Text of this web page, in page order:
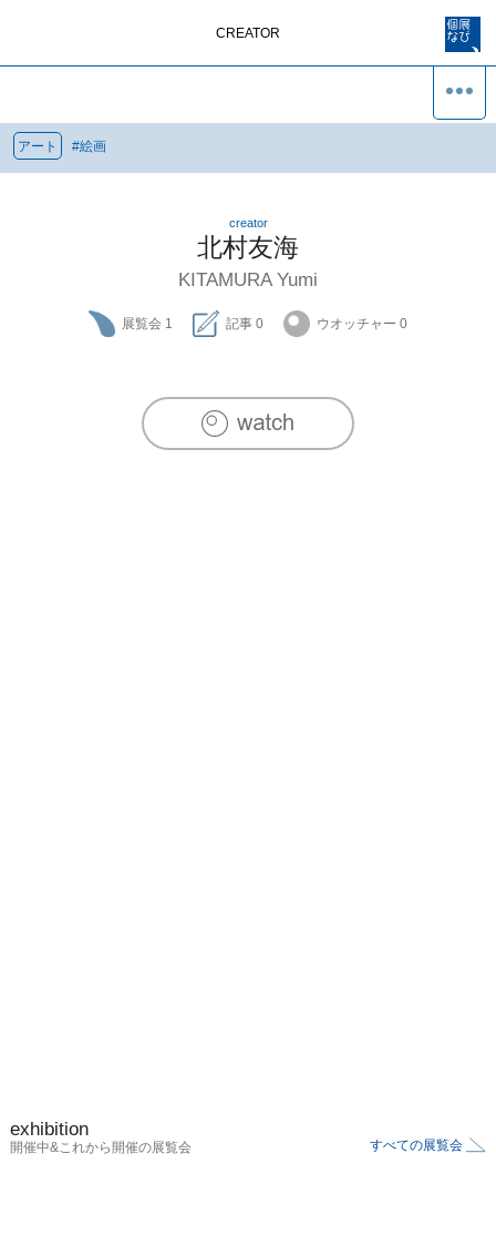
CREATOR
アート #絵画
creator
北村友海
KITAMURA Yumi
展覧会 1 記事 0 ウオッチャー 0
exhibition
開催中&これから開催の展覧会 すべての展覧会